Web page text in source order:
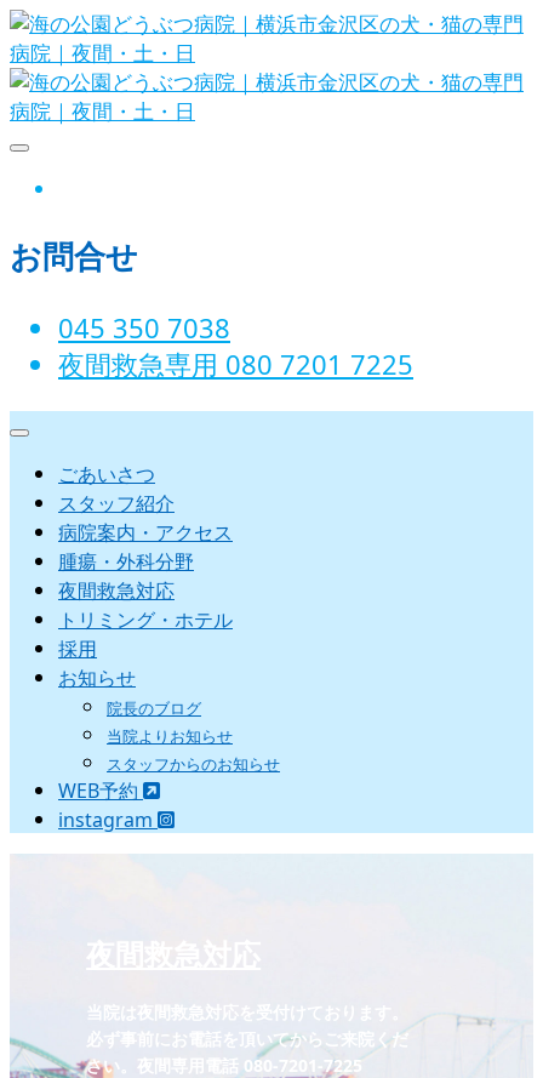
Skip
to
content
海の公園どうぶつ病院｜横
浜市金沢区の犬・猫の専門
お問合せ
045 350 7038‬
夜間救急専用 080 7201 7225‬
ごあいさつ
スタッフ紹介
病院案内・アクセス
腫瘍・外科分野
夜間救急対応
トリミング・ホテル
採用
お知らせ
院長のブログ
当院よりお知らせ
スタッフからのお知らせ
WEB予約
instagram
夜間救急対応
当院は夜間救急対応を受付けております。
必ず事前にお電話を頂いてからご来院くだ
さい。夜間専用電話 080-7201-7225‬